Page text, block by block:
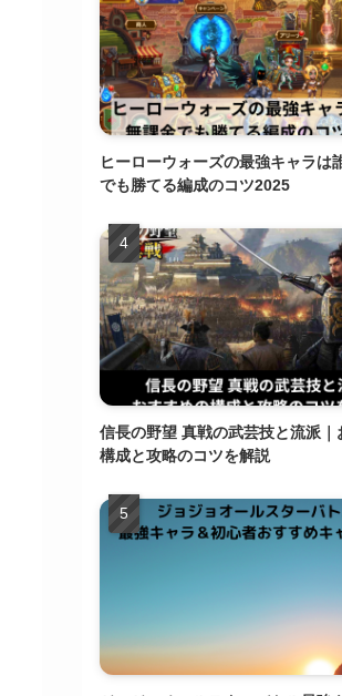
ヒーローウォーズの最強キャラは
でも勝てる編成のコツ2025
信長の野望 真戦の武芸技と流派｜
構成と攻略のコツを解説